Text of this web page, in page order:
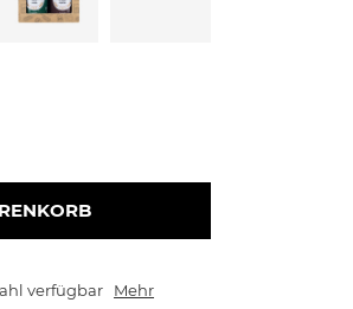
verfügbar Mehr